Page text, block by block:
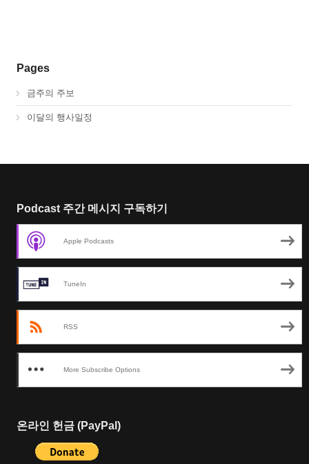
Pages
금주의 주보
이달의 행사일정
Podcast 주간 메시지 구독하기
Apple Podcasts
TuneIn
RSS
More Subscribe Options
온라인 헌금 (PayPal)